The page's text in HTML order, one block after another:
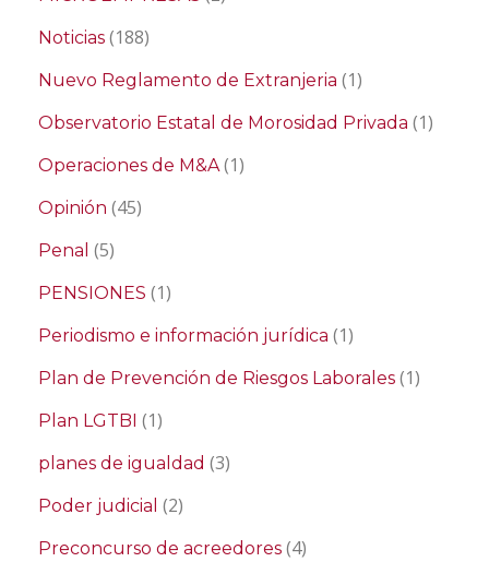
Noticias (188)
Nuevo Reglamento de Extranjeria (1)
Observatorio Estatal de Morosidad Privada (1)
Operaciones de M&A(1)
Opinión (45)
Penal (5)
PENSIONES (1)
Periodismo e información jurídica (1)
Plan de Prevención de Riesgos Laborales (1)
Plan LGTBI (1)
planes de igualdad (3)
Poder judicial (2)
Preconcurso de acreedores (4)